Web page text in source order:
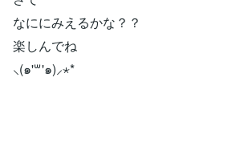
なににみえるかな？？
楽しんでね
⸜(๑'꒳'๑)⸝⋆*